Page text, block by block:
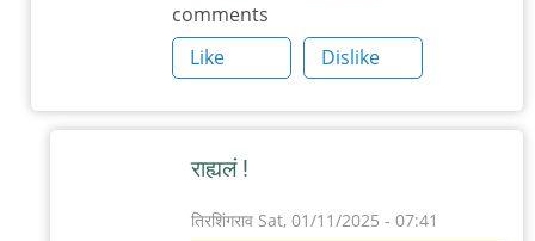
comments
Like
Dislike
राह्यलं !
तिरशिंगराव Sat, 01/11/2025 - 07:41